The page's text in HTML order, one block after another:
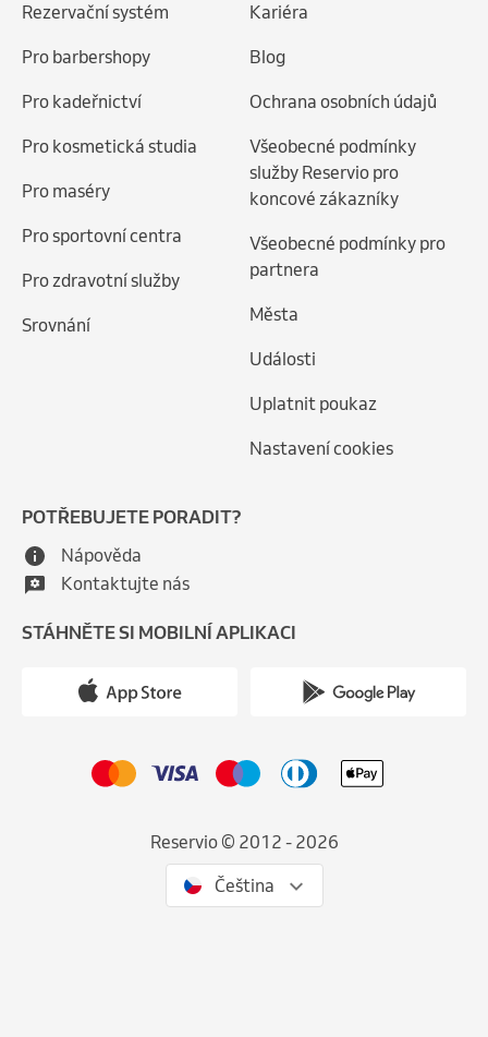
Rezervační systém
Pro barbershopy
Pro kadeřnictví
Pro kosmetická studia
Pro maséry
Pro sportovní centra
Pro zdravotní služby
Srovnání
Kariéra
Blog
Ochrana osobních údajů
Všeobecné podmínky
služby Reservio pro
koncové zákazníky
Všeobecné podmínky pro
partnera
Města
Události
Uplatnit poukaz
Nastavení cookies
POTŘEBUJETE PORADIT?
Nápověda
Kontaktujte nás
STÁHNĚTE SI MOBILNÍ APLIKACI
Reservio © 2012 - 2026
Čeština